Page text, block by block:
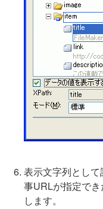
表示文字列とし
事URLが指定で
します。